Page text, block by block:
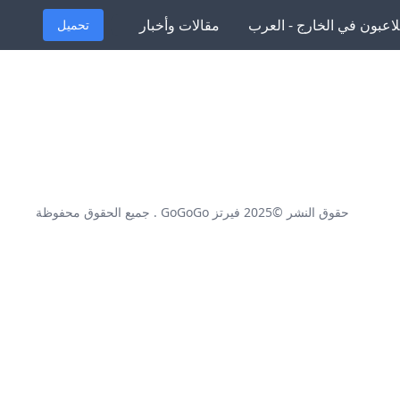
في الخارج - العرب مقالات وأخبار تحميل
حقوق النشر ©2025 فيرتز GoGoGo . جميع الحقوق محفوظة